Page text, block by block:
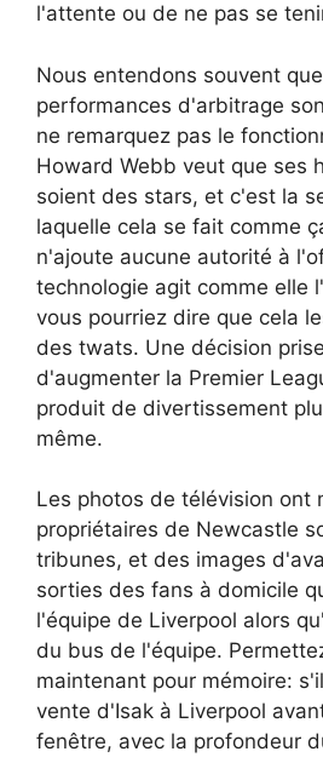
l'attente ou de ne pas se
Nous entendons souvent
performances d'arbitrage
ne remarquez pas le
Howard Webb veut que ses
soient des stars, et c'est la
laquelle cela se fait comme
n'ajoute aucune autorité à
technologie agit comme elle
vous pourriez dire que cela
des twats. Une décision
d'augmenter la Premier
produit de divertissement
même.
Les photos de télévision ont
propriétaires de Newcastle
tribunes, et des images
sorties des fans à domicile
l'équipe de Liverpool alors
du bus de l'équipe.
maintenant pour mémoire:
vente d'Isak à Liverpool
fenêtre, avec la profondeur